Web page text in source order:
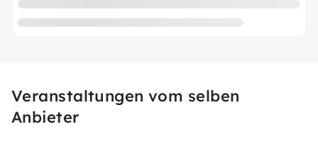
Veranstaltungen vom selben
Anbieter